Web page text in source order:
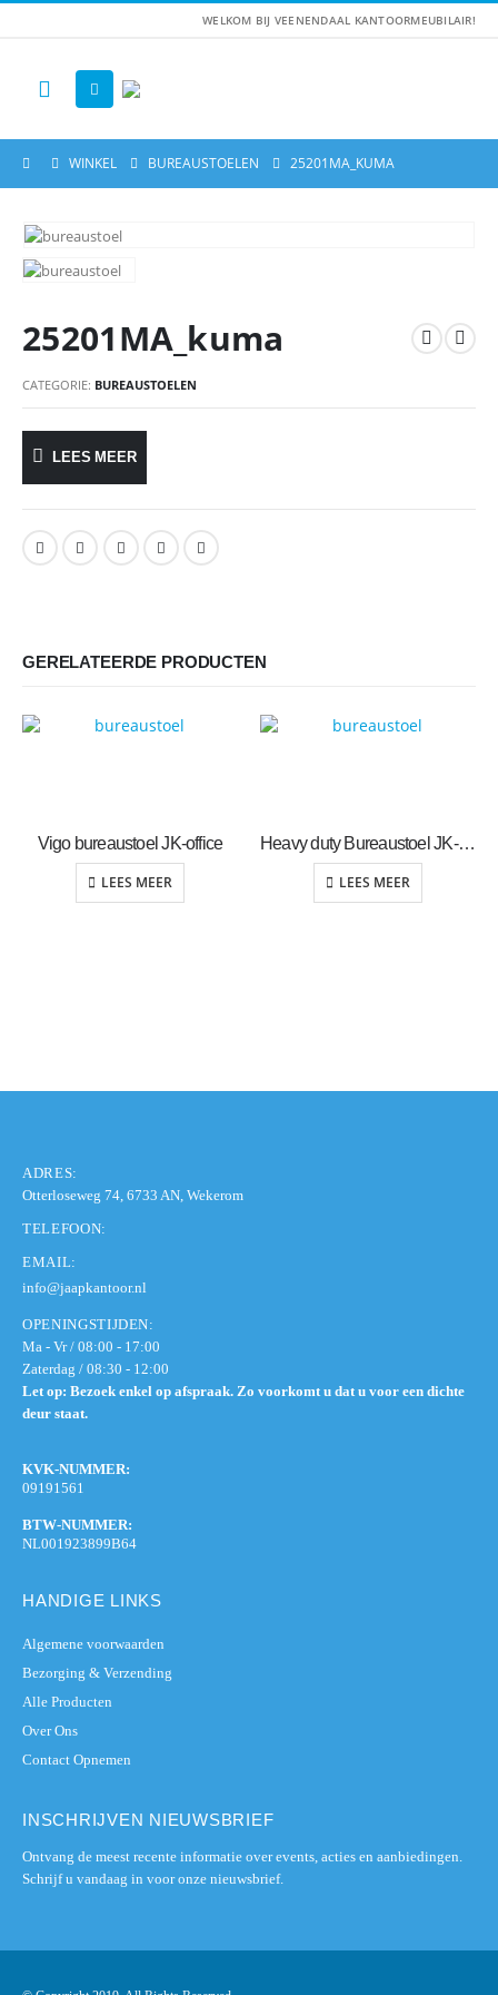
WELKOM BIJ VEENENDAAL KANTOORMEUBILAIR!
WINKEL BUREAUSTOELEN 25201MA_KUMA
25201MA_kuma
CATEGORIE: BUREAUSTOELEN
LEES MEER
GERELATEERDE PRODUCTEN
Vigo bureaustoel JK-office
LEES MEER
Heavy duty Bureaustoel JK-office
LEES MEER
ADRES:
Otterloseweg 74, 6733 AN, Wekerom
TELEFOON:
EMAIL:
info@jaapkantoor.nl
OPENINGSTIJDEN:
Ma - Vr / 08:00 - 17:00
Zaterdag / 08:30 - 12:00
Let op: Bezoek enkel op afspraak. Zo voorkomt u dat u voor een dichte
deur staat.
KVK-NUMMER:
09191561
BTW-NUMMER:
NL001923899B64
HANDIGE LINKS
Algemene voorwaarden
Bezorging & Verzending
Alle Producten
Over Ons
Contact Opnemen
INSCHRIJVEN NIEUWSBRIEF
Ontvang de meest recente informatie over events, acties en aanbiedingen.
Schrijf u vandaag in voor onze nieuwsbrief.